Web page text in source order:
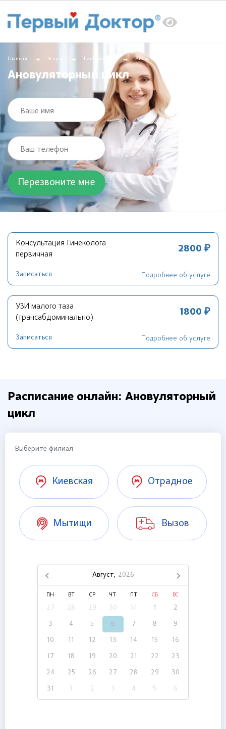
Главная Услуги Гинекология Ановуляторный цикл
Ановуляторный цикл
Ваше имя
Ваш телефон
Консультация Гинеколога
первичная
2800 ₽
Записаться Подробнее об услуге
УЗИ малого таза
(трансабдоминально)
1800 ₽
Записаться Подробнее об услуге
Расписание онлайн: Ановуляторный
цикл
Выберите филиал
Киевская Отрадное
Мытищи Вызов
Август, 2026
ПН ВТ СР ЧТ СБ ВС
27 28 29 30 31 1 2
3 4 5 6 7 8 9
10 11 12 13 14 15 16
17 18 19 20 21 22 23
24 25 26 27 28 29 30
31 1 2 3 4 5 6